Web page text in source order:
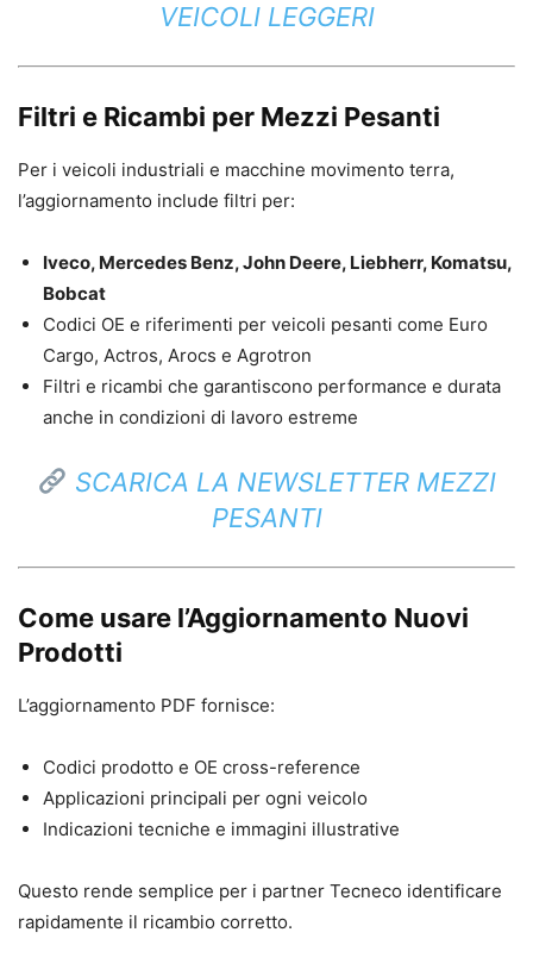
VEICOLI LEGGERI
Filtri e Ricambi per Mezzi Pesanti
Per i veicoli industriali e macchine movimento terra,
l’aggiornamento include filtri per:
Iveco, Mercedes Benz, John Deere, Liebherr, Komatsu,
Bobcat
Codici OE e riferimenti per veicoli pesanti come Euro
Cargo, Actros, Arocs e Agrotron
Filtri e ricambi che garantiscono performance e durata
anche in condizioni di lavoro estreme
SCARICA LA NEWSLETTER MEZZI
PESANTI
Come usare l’Aggiornamento Nuovi
Prodotti
L’aggiornamento PDF fornisce:
Codici prodotto e OE cross-reference
Applicazioni principali per ogni veicolo
Indicazioni tecniche e immagini illustrative
Questo rende semplice per i partner Tecneco identificare
rapidamente il ricambio corretto.